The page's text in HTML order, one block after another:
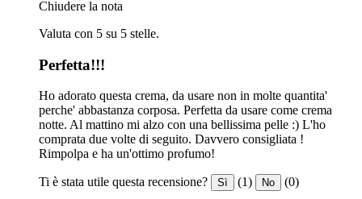
Chiudere la nota
Valuta con 5 su 5 stelle.
Perfetta!!!
Ho adorato questa crema, da usare non in molte quantita'
perche' abbastanza corposa. Perfetta da usare come crema
notte. Al mattino mi alzo con una bellissima pelle :) L'ho
comprata due volte di seguito. Davvero consigliata !
Rimpolpa e ha un'ottimo profumo!
Ti è stata utile questa recensione? Sì (1) No (0)